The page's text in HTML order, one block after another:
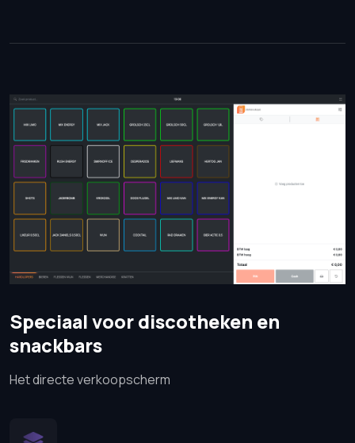
Speciaal voor discotheken en
snackbars
Het directe verkoopscherm